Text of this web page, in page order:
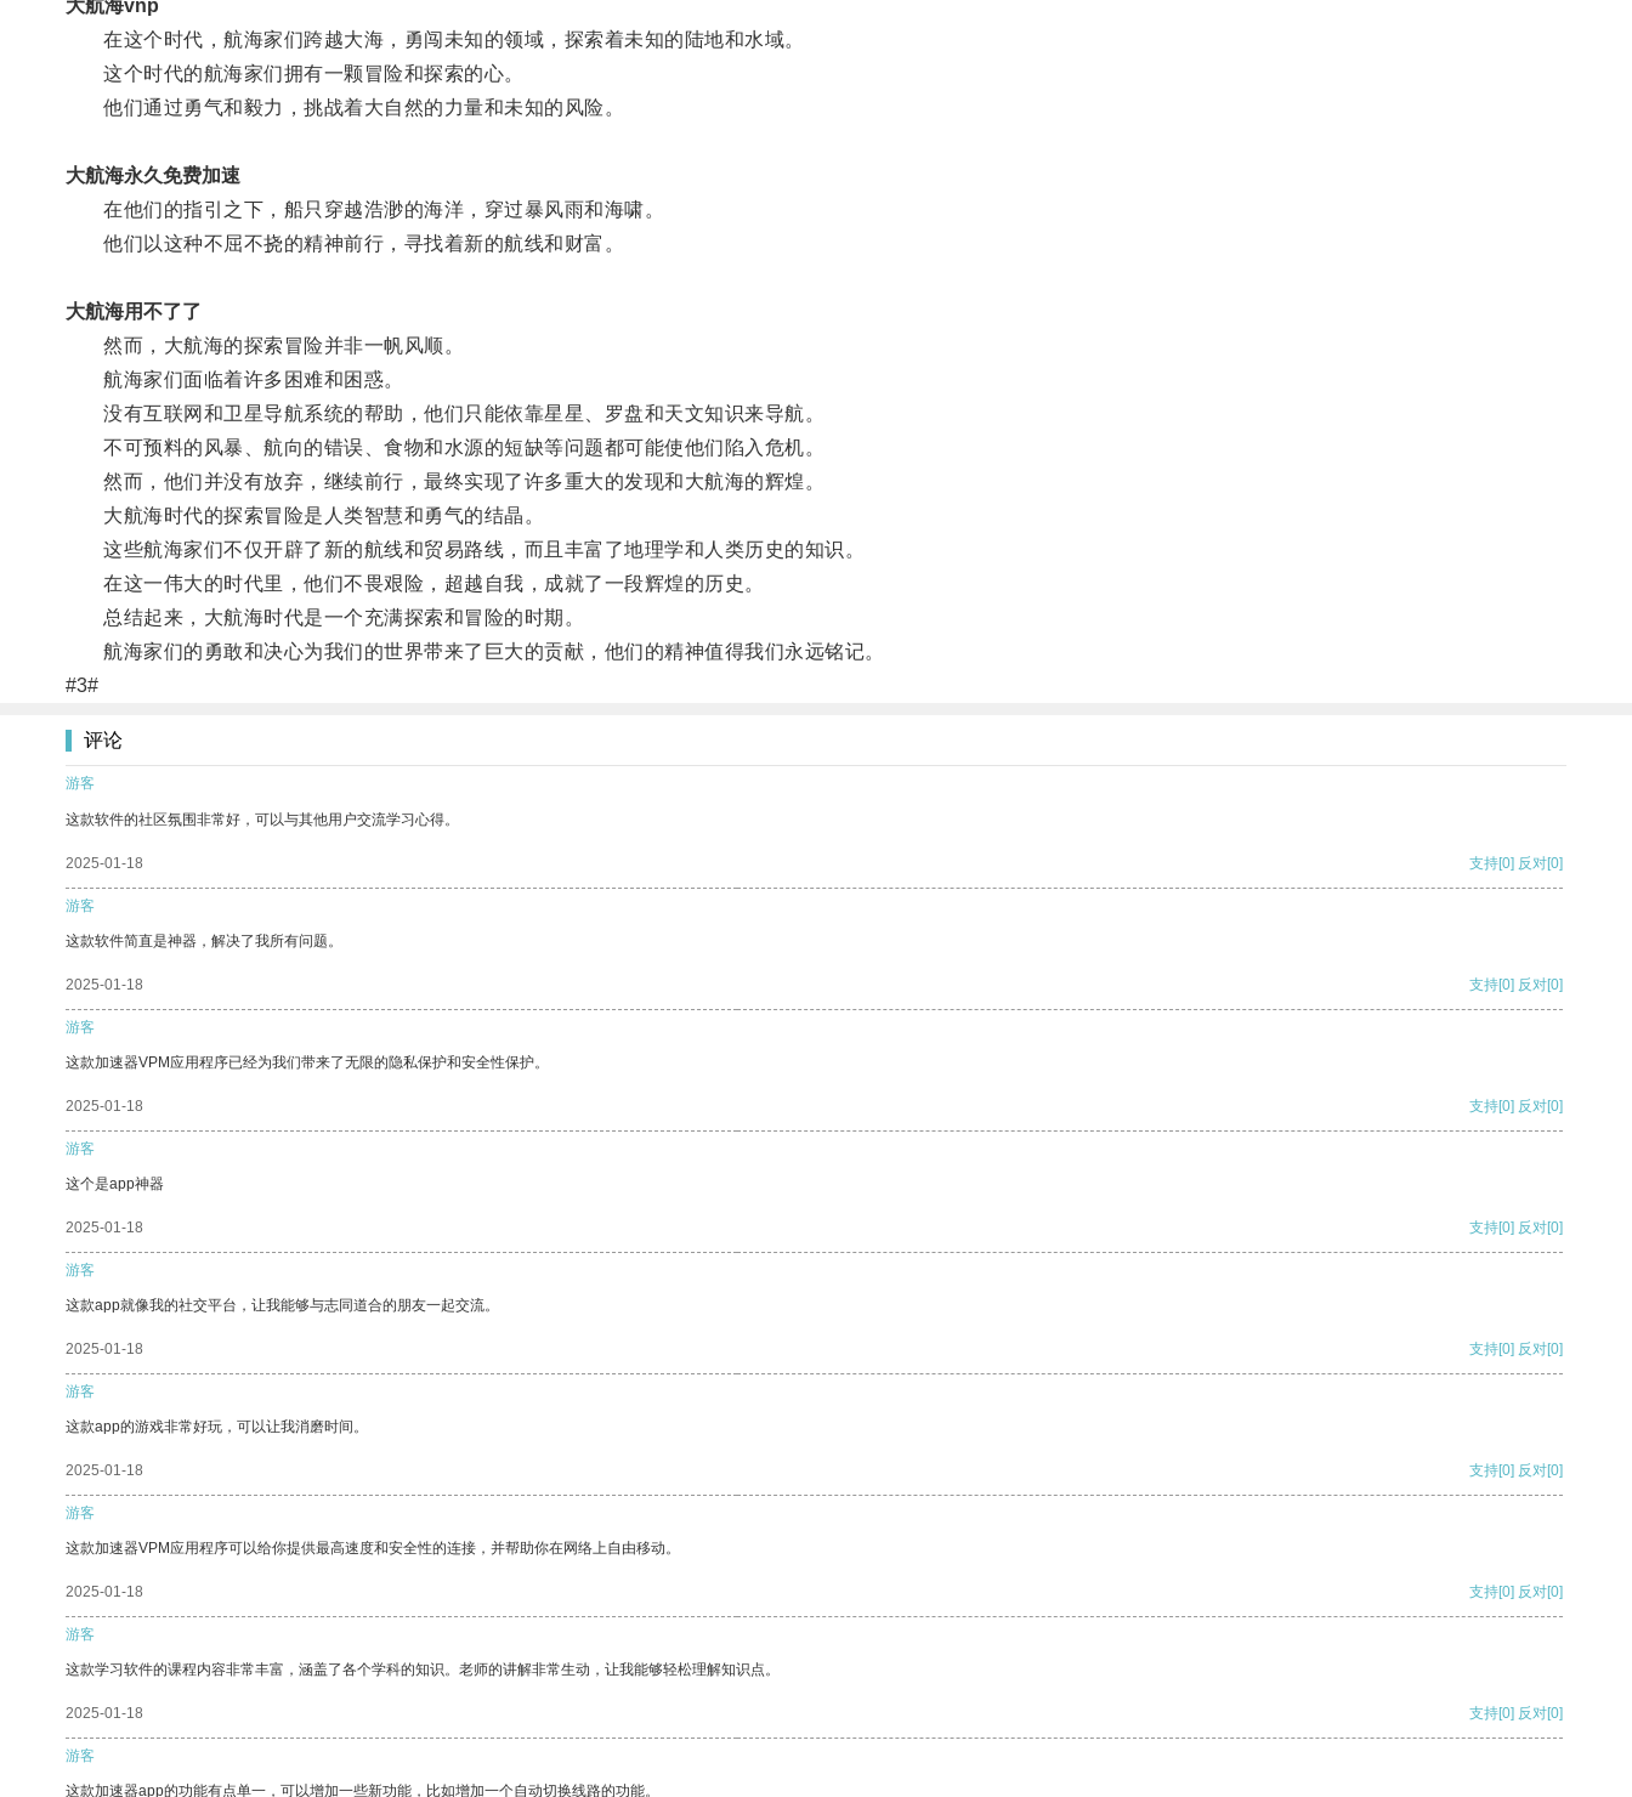
大航海vnp
在这个时代，航海家们跨越大海，勇闯未知的领域，探索着未知的陆地和水域。
这个时代的航海家们拥有一颗冒险和探索的心。
他们通过勇气和毅力，挑战着大自然的力量和未知的风险。
大航海永久免费加速
在他们的指引之下，船只穿越浩渺的海洋，穿过暴风雨和海啸。
他们以这种不屈不挠的精神前行，寻找着新的航线和财富。
大航海用不了了
然而，大航海的探索冒险并非一帆风顺。
航海家们面临着许多困难和困惑。
没有互联网和卫星导航系统的帮助，他们只能依靠星星、罗盘和天文知识来导航。
不可预料的风暴、航向的错误、食物和水源的短缺等问题都可能使他们陷入危机。
然而，他们并没有放弃，继续前行，最终实现了许多重大的发现和大航海的辉煌。
大航海时代的探索冒险是人类智慧和勇气的结晶。
这些航海家们不仅开辟了新的航线和贸易路线，而且丰富了地理学和人类历史的知识。
在这一伟大的时代里，他们不畏艰险，超越自我，成就了一段辉煌的历史。
总结起来，大航海时代是一个充满探索和冒险的时期。
航海家们的勇敢和决心为我们的世界带来了巨大的贡献，他们的精神值得我们永远铭记。
#3#
评论
游客
这款软件的社区氛围非常好，可以与其他用户交流学习心得。
2025-01-18 支持[0] 反对[0]
游客
这款软件简直是神器，解决了我所有问题。
2025-01-18 支持[0] 反对[0]
游客
这款加速器VPM应用程序已经为我们带来了无限的隐私保护和安全性保护。
2025-01-18 支持[0] 反对[0]
游客
这个是app神器
2025-01-18 支持[0] 反对[0]
游客
这款app就像我的社交平台，让我能够与志同道合的朋友一起交流。
2025-01-18 支持[0] 反对[0]
游客
这款app的游戏非常好玩，可以让我消磨时间。
2025-01-18 支持[0] 反对[0]
游客
这款加速器VPM应用程序可以给你提供最高速度和安全性的连接，并帮助你在网络上自由移动。
2025-01-18 支持[0] 反对[0]
游客
这款学习软件的课程内容非常丰富，涵盖了各个学科的知识。老师的讲解非常生动，让我能够轻松理解知识点。
2025-01-18 支持[0] 反对[0]
游客
这款加速器app的功能有点单一，可以增加一些新功能，比如增加一个自动切换线路的功能。